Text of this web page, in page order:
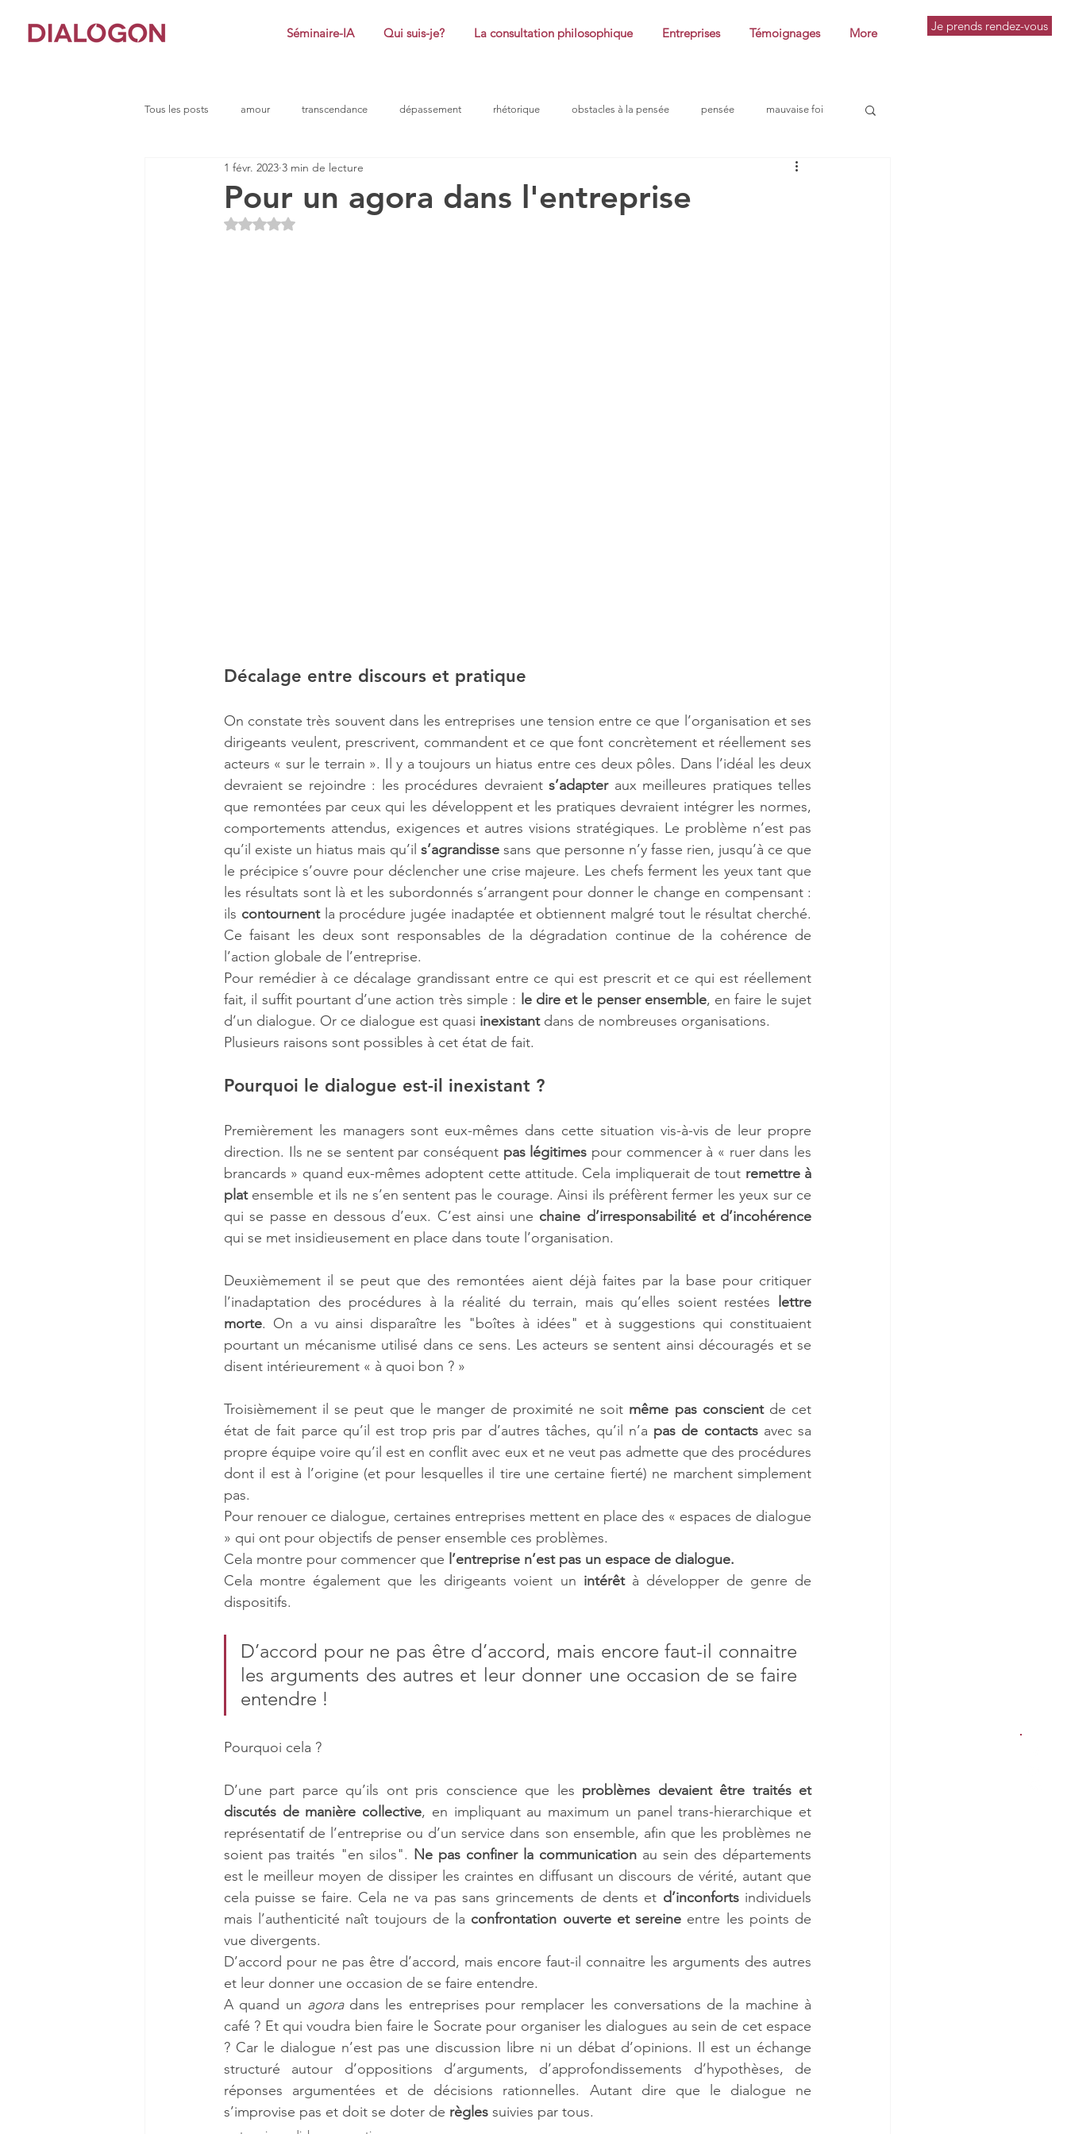
Séminaire-IA Qui suis-je? La consultation philosophique Entreprises Témoignages More Je prends rendez-vous
Tous les posts amour transcendance dépassement rhétorique obstacles à la pensée pensée mauvaise foi
conflit impuissance pratique philosophique
Pour un agora dans l'entreprise
1 févr. 2023 3 min de lecture
Noté NaN étoiles sur 5.
Décalage entre discours et pratique
On constate très souvent dans les entreprises une tension entre ce que l’organisation et ses
dirigeants veulent, prescrivent, commandent et ce que font concrètement et réellement ses
acteurs « sur le terrain ». Il y a toujours un hiatus entre ces deux pôles. Dans l’idéal les deux
devraient se rejoindre : les procédures devraient s’adapter aux meilleures pratiques telles
que remontées par ceux qui les développent et les pratiques devraient intégrer les normes,
comportements attendus, exigences et autres visions stratégiques. Le problème n’est pas
qu’il existe un hiatus mais qu’il s’agrandisse sans que personne n’y fasse rien, jusqu’à ce que
le précipice s’ouvre pour déclencher une crise majeure. Les chefs ferment les yeux tant que
les résultats sont là et les subordonnés s’arrangent pour donner le change en compensant :
ils contournent la procédure jugée inadaptée et obtiennent malgré tout le résultat cherché.
Ce faisant les deux sont responsables de la dégradation continue de la cohérence de
l’action globale de l’entreprise.
Pour remédier à ce décalage grandissant entre ce qui est prescrit et ce qui est réellement
fait, il suffit pourtant d’une action très simple : le dire et le penser ensemble, en faire le sujet
d’un dialogue. Or ce dialogue est quasi inexistant dans de nombreuses organisations.
Plusieurs raisons sont possibles à cet état de fait.
Pourquoi le dialogue est-il inexistant ?
Premièrement les managers sont eux-mêmes dans cette situation vis-à-vis de leur propre
direction. Ils ne se sentent par conséquent pas légitimes pour commencer à « ruer dans les
brancards » quand eux-mêmes adoptent cette attitude. Cela impliquerait de tout remettre à
plat ensemble et ils ne s’en sentent pas le courage. Ainsi ils préfèrent fermer les yeux sur ce
qui se passe en dessous d’eux. C’est ainsi une chaine d’irresponsabilité et d’incohérence
qui se met insidieusement en place dans toute l’organisation.
Deuxièmement il se peut que des remontées aient déjà faites par la base pour critiquer
l’inadaptation des procédures à la réalité du terrain, mais qu’elles soient restées
lettre
morte. On a vu ainsi disparaître les "boîtes à idées" et à suggestions qui constituaient
pourtant un mécanisme utilisé dans ce sens. Les acteurs se sentent ainsi découragés et se
disent intérieurement « à quoi bon ? »
Troisièmement il se peut que le manger de proximité ne soit même pas conscient de cet
état de fait parce qu’il est trop pris par d’autres tâches, qu’il n’a pas de contacts avec sa
propre équipe voire qu’il est en conflit avec eux et ne veut pas admette que des procédures
dont il est à l’origine (et pour lesquelles il tire une certaine fierté) ne marchent simplement
pas.
Pour renouer ce dialogue, certaines entreprises mettent en place des « espaces de dialogue
» qui ont pour objectifs de penser ensemble ces problèmes.
Cela montre pour commencer que l’entreprise n’est pas un espace de dialogue.
Cela montre également que les dirigeants voient un intérêt à développer de genre de
dispositifs.
D’accord pour ne pas être d’accord, mais encore faut-il connaitre
les arguments des autres et leur donner une occasion de se faire
entendre !
Pourquoi cela ?
D’une part parce qu’ils ont pris conscience que les problèmes devaient être traités et
discutés de manière collective, en impliquant au maximum un panel trans-hierarchique et
représentatif de l’entreprise ou d’un service dans son ensemble, afin que les problèmes ne
soient pas traités "en silos". Ne pas confiner la communication au sein des départements
est le meilleur moyen de dissiper les craintes en diffusant un discours de vérité, autant que
cela puisse se faire. Cela ne va pas sans grincements de dents et d’inconforts individuels
mais l’authenticité naît toujours de la confrontation ouverte et sereine entre les points de
vue divergents.
D’accord pour ne pas être d’accord, mais encore faut-il connaitre les arguments des autres
et leur donner une occasion de se faire entendre.
A quand un agora dans les entreprises pour remplacer les conversations de la machine à
café ? Et qui voudra bien faire le Socrate pour organiser les dialogues au sein de cet espace
? Car le dialogue n’est pas une discussion libre ni un débat d’opinions. Il est un échange
structuré autour d’oppositions d’arguments, d’approfondissements d’hypothèses, de
réponses argumentées et de décisions rationnelles. Autant dire que le dialogue ne
s’improvise pas et doit se doter de règles suivies par tous.